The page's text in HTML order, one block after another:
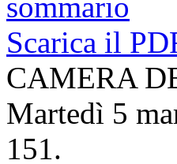
Scarica il
CAMERA
Martedì 5
151.